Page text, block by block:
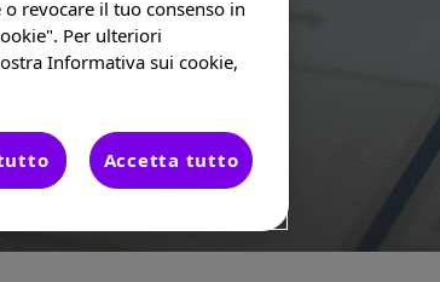
revocare il tuo consenso in
Per ulteriori
Informativa sui cookie,
Accetta tutto